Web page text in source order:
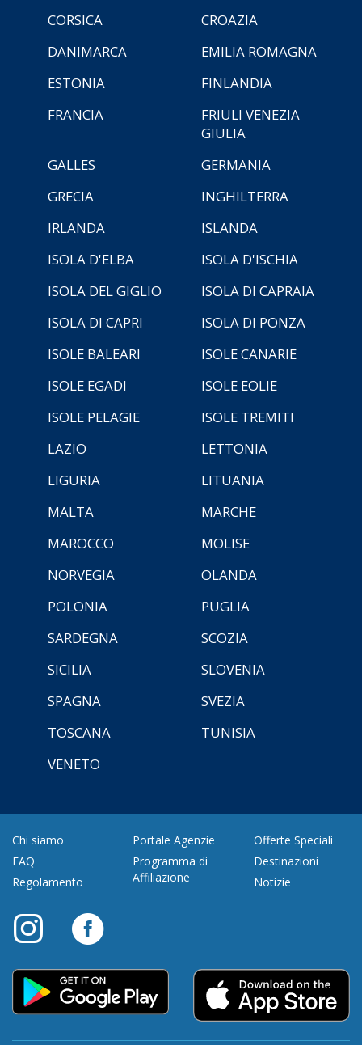
CORSICA
CROAZIA
DANIMARCA
EMILIA ROMAGNA
ESTONIA
FINLANDIA
FRANCIA
FRIULI VENEZIA
GIULIA
GALLES
GERMANIA
GRECIA
INGHILTERRA
IRLANDA
ISLANDA
ISOLA D'ELBA
ISOLA D'ISCHIA
ISOLA DEL GIGLIO
ISOLA DI CAPRAIA
ISOLA DI CAPRI
ISOLA DI PONZA
ISOLE BALEARI
ISOLE CANARIE
ISOLE EGADI
ISOLE EOLIE
ISOLE PELAGIE
ISOLE TREMITI
LAZIO
LETTONIA
LIGURIA
LITUANIA
MALTA
MARCHE
MAROCCO
MOLISE
NORVEGIA
OLANDA
POLONIA
PUGLIA
SARDEGNA
SCOZIA
SICILIA
SLOVENIA
SPAGNA
SVEZIA
TOSCANA
TUNISIA
VENETO
Chi siamo
FAQ
Regolamento
Portale Agenzie
Programma di
Affiliazione
Offerte Speciali
Destinazioni
Notizie